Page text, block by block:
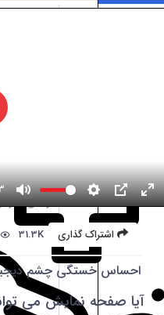
اشتراک گذاری 31.3K
احساس خستگی چشم
آیا صفحه نمایش می